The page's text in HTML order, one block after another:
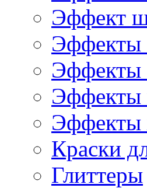
Эффект
Эффекты
Эффекты
Эффекты
Краски
Глиттеры